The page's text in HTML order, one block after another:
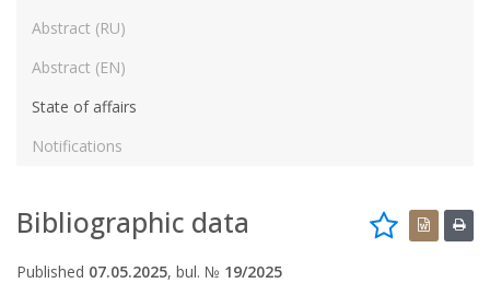
Abstract (RU)
Abstract (EN)
State of affairs
Notifications
Bibliographic data
Published 07.05.2025, bul. № 19/2025